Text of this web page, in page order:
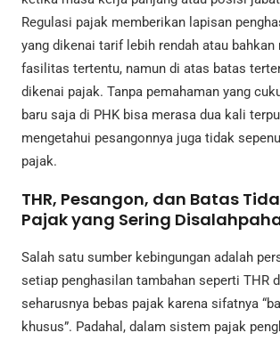
Regulasi pajak memberikan lapisan
yang dikenai tarif lebih rendah atau bahkan
fasilitas tertentu, namun di atas batas
dikenai pajak. Tanpa pemahaman yang
baru saja di PHK bisa merasa dua kali
mengetahui pesangonnya juga tidak
pajak.
THR, Pesangon, dan Batas
Pajak yang Sering
Salah satu sumber kebingungan adalah
setiap penghasilan tambahan seperti THR
seharusnya bebas pajak karena sifatnya
khusus”. Padahal, dalam sistem pajak